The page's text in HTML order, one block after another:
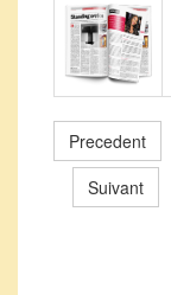
Precedent
Suivant